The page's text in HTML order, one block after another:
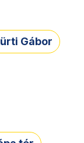
Gábor